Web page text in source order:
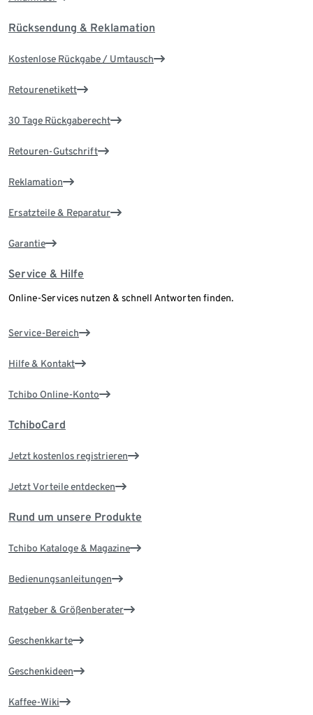
Rücksendung & Reklamation
Kostenlose Rückgabe / Umtausch
Retourenetikett
30 Tage Rückgaberecht
Retouren-Gutschrift
Reklamation
Ersatzteile & Reparatur
Garantie
Service & Hilfe
Online-Services nutzen & schnell Antworten finden.
Service-Bereich
Hilfe & Kontakt
Tchibo Online-Konto
TchiboCard
Jetzt kostenlos registrieren
Jetzt Vorteile entdecken
Rund um unsere Produkte
Tchibo Kataloge & Magazine
Bedienungsanleitungen
Ratgeber & Größenberater
Geschenkkarte
Geschenkideen
Kaffee-Wiki